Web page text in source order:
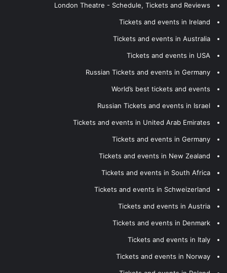
London Theatre - Schedule, Tickets and Reviews
Tickets and events in Ireland
Tickets and events in Australia
Tickets and events in USA
Russian Tickets and events in Germany
World’s best tickets and events
Russian Tickets and events in Israel
Tickets and events in United Arab Emirates
Tickets and events in Germany
Tickets and events in New Zealand
Tickets and events in South Africa
Tickets and events in Schweizerland
Tickets and events in Austria
Tickets and events in Denmark
Tickets and events in Italy
Tickets and events in Norway